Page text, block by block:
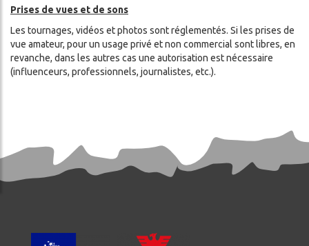
Prises de vues et de sons
Les tournages, vidéos et photos sont réglementés. Si les prises de
vue amateur, pour un usage privé et non commercial sont libres, en
revanche, dans les autres cas une autorisation est nécessaire
(influenceurs, professionnels, journalistes, etc.).